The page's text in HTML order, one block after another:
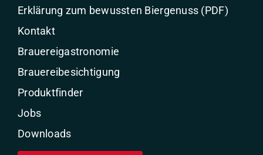
Erklärung zum bewussten Biergenuss (PDF)
Kontakt
Brauereigastronomie
Brauereibesichtigung
Produktfinder
Jobs
Downloads